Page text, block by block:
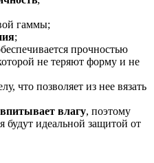
гаммы;
;
прочностью
не теряют форму и не
что позволяет из нее вязать
влагу, поэтому
будут идеальной защитой от